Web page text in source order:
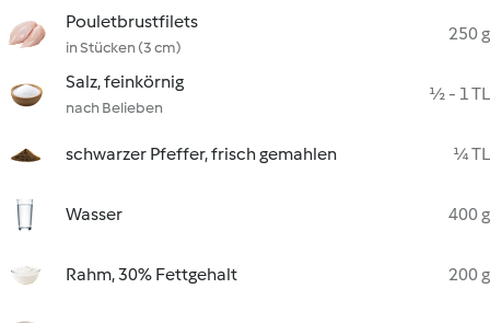
Pouletbrustfilets
in Stücken (3 cm)
250 g
Salz, feinkörnig
nach Belieben
½ - 1 TL
schwarzer Pfeffer, frisch gemahlen ¼ TL
Wasser 400 g
Rahm, 30% Fettgehalt 200 g